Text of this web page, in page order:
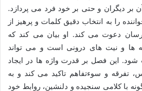
آن بر دیگران و حتی بر خود فرد می پردازد.
را به انتخاب دقیق کلمات و پرهیز از
رسان دعوت می کند. او بیان می کند که
ها و نیت های درونی است و می تواند
این فصل بر قدرت واژه ها در ایجاد
تفرقه و سوءتفاهم تاکید می کند و به
با کلامی سنجیده و دلنشین، روابط خود